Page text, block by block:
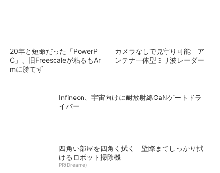
20年と短命だった「PowerP
C」、旧Freescaleが粘るもAr
mに勝てず
カメラなしで見守り可能 ア
ンテナ一体型ミリ波レーダー
Infineon、宇宙向けに耐放射線GaNゲートドラ
イバー
四角い部屋を四角く拭く！壁際までしっかり拭
けるロボット掃除機
PR(Dreame)